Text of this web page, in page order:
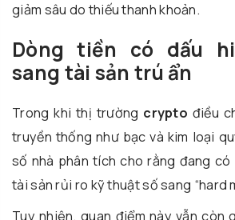
giảm sâu do thiếu thanh khoản.
Dòng tiền có dấu
sang tài sản trú ẩn
Trong khi thị trường crypto điều
truyền thống như bạc và kim loại
số nhà phân tích cho rằng đang
tài sản rủi ro kỹ thuật số sang “hard
Tuy nhiên, quan điểm này vẫn còn